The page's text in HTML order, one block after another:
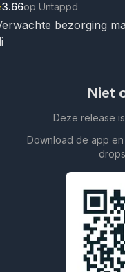
3.66op Untappd
bezorging
Niet
Deze release
Download de app